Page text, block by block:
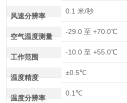
风速分辨率
0.1 米/秒
空气温度测量
-29.0 至 +70.0℃
工作范围
-10.0 至 +55.0℃
温度精度
±0.5℃
温度分辨率
0.1℃